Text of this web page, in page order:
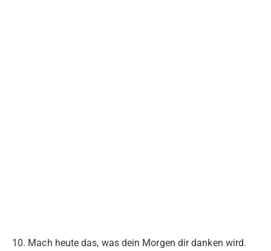
10. Mach heute das, was dein Morgen dir danken wird.